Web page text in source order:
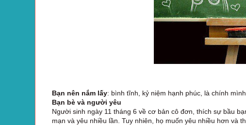
Bạn nên nắm lấy: bình tĩnh, kỷ niệm hạnh phúc, là chính mình
Bạn bè và người yêu
Người sinh ngày 11 tháng 6 về cơ bản cô đơn, thích sự bầu
mạn và yêu nhiều lần. Tuy nhiên, họ muốn yêu nhiều hơn và